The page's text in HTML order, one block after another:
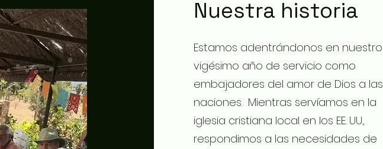
Nuestra historia
Estamos adentrándonos en nuestro
vigésimo año de servicio como
embajadores del amor de Dios a las
naciones. Mientras servíamos en la
iglesia cristiana local en los EE. UU.,
respondimos a las necesidades de